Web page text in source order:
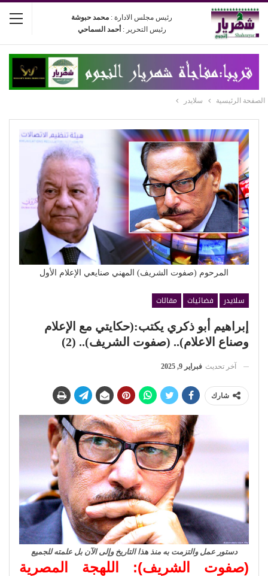
رئيس مجلس الادارة : محمد حبوشة
رئيس التحرير : أحمد السماحي
الصفحة الرئيسية سلايدر
المرحوم (صفوت الشريف) المهني صنايعي الإعلام الأول
سلايدر فضائيات
مقالات
إبراهيم أبو ذكري يكتب:(حكايتي مع الإعلام
وصناع الاعلام).. (صفوت الشريف).. (2)
آخر تحديث فبراير 9, 2025
شارك
دستور عمل والتزمت به منذ هذا التاريخ وإلى الآن بل علمته للجميع
(صفوت الشريف): ا للهجة المصرية